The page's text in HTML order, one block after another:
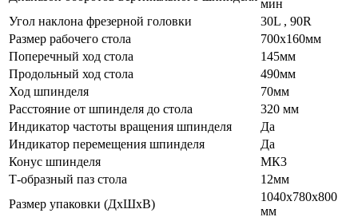
мин
Угол наклона фрезерной головки
30L , 90R
Размер рабочего стола
700х160мм
Поперечный ход стола
145мм
Продольный ход стола
490мм
Ход шпинделя
70мм
Расстояние от шпинделя до стола
320 мм
Индикатор частоты вращения шпинделя
Да
Индикатор перемещения шпинделя
Да
Конус шпинделя
МК3
Т-образный паз стола
12мм
Размер упаковки (ДхШхВ)
1040х780х800
мм